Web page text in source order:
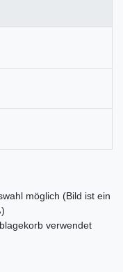
möglich (Bild ist ein
verwendet